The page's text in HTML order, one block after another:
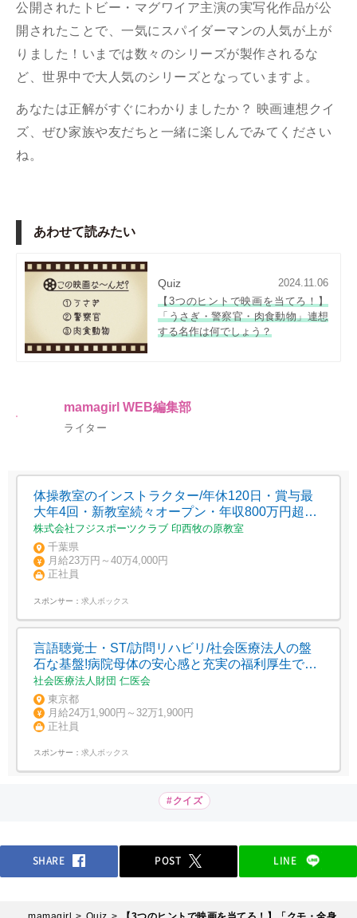
公開されたトビー・マグワイア主演の実写化作品が公
開されたことで、一気にスパイダーマンの人気が上が
りました！いまでは数々のシリーズが製作されるな
ど、世界中で大人気のシリーズとなっていますよ。
あなたは正解がすぐにわかりましたか？ 映画連想クイ
ズ、ぜひ家族や友だちと一緒に楽しんでみてください
ね。
あわせて読みたい
Quiz
2024.11.06
【3つのヒントで映画を当てろ！】
「うさぎ・警察官・肉食動物」連想
する名作は何でしょう？
mamagirl WEB編集部
ライター
体操教室のインストラクター/年休120日・賞与最
大年4回・新教室続々オープン・年収800万円超え
の実績あり
株式会社フジスポーツクラブ 印西牧の原教室
千葉県
月給23万円～40万4,000円
正社員
スポンサー： 求人ボックス
言語聴覚士・ST/訪問リハビリ/社会医療法人の盤
石な基盤!病院母体の安心感と充実の福利厚生で長
く働ける環境
社会医療法人財団 仁医会
東京都
月給24万1,900円～32万1,900円
正社員
スポンサー： 求人ボックス
#クイズ
SHARE POST LINE